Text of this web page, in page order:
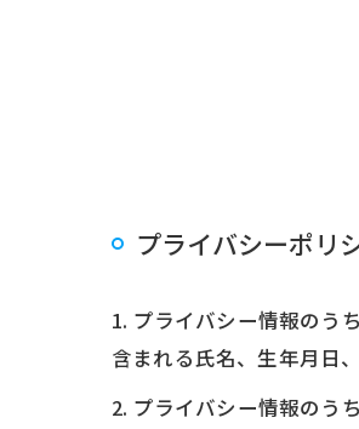
プライバシーポリ
1. プライバシー情報のう
含まれる氏名、生年月日
2. プライバシー情報のう